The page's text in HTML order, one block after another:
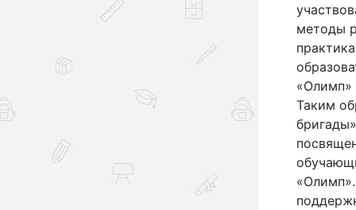
методы
«Олимп»
Таким